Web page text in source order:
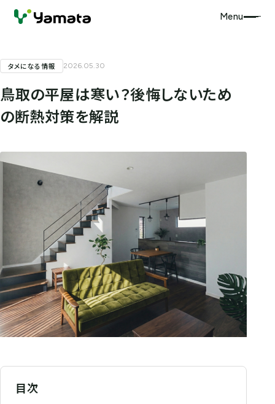
Menu
タメになる情報 2026.05.30
鳥取の平屋は寒い？後悔しないため
の断熱対策を解説
目次